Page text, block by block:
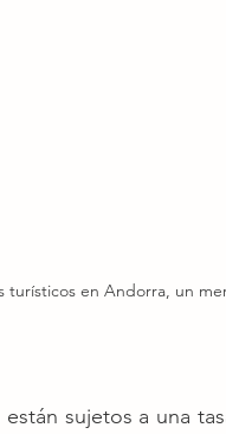
en Andorra, un
sujetos a una